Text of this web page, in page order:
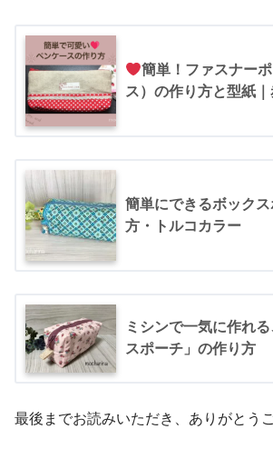
簡単！ファスナー
ス）の作り方と型紙
簡単にできるボックス
方・トルコカラー
ミシンで一気に作れ
スポーチ」の作り方
最後までお読みいただき、ありがとう